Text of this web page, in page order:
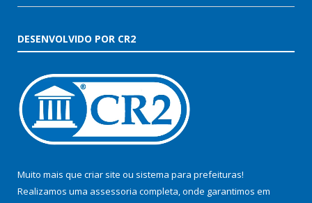
DESENVOLVIDO POR CR2
Muito mais que criar site ou sistema para prefeituras!
Realizamos uma assessoria completa, onde garantimos em